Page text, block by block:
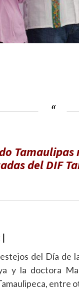
Tamaulipas
del DIF
del Día de
y la doctora
entre